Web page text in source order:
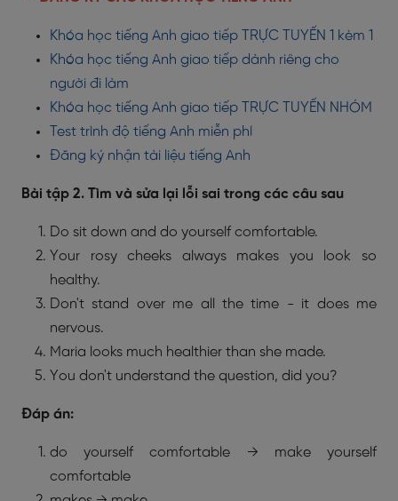
Khóa học tiếng Anh giao tiếp TRỰC TUYẾN 1 kèm 1
Khóa học tiếng Anh giao tiếp dành riêng cho
người đi làm
Khóa học tiếng Anh giao tiếp TRỰC TUYẾN NHÓM
Test trình độ tiếng Anh miễn phí
Đăng ký nhận tài liệu tiếng Anh
Bài tập 2. Tìm và sửa lại lỗi sai trong các câu sau
Do sit down and do yourself comfortable.
Your rosy cheeks always makes you look so
healthy.
Don't stand over me all the time - it does me
nervous.
Maria looks much healthier than she made.
You don't understand the question, did you?
Đáp án:
do yourself comfortable → make yourself
comfortable